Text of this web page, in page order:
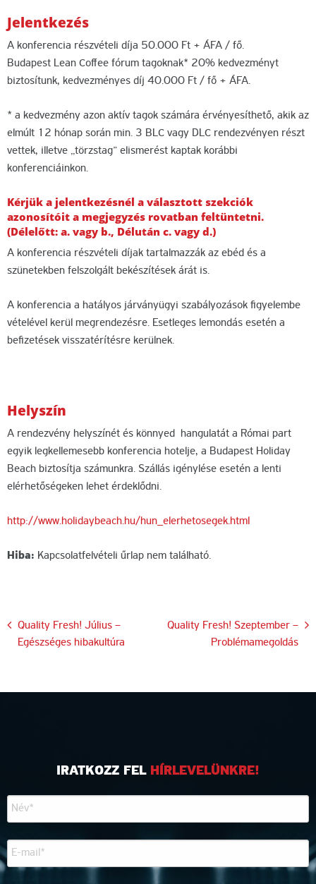
Jelentkezés
A konferencia részvételi díja 50.000 Ft + ÁFA / fő.
Budapest Lean Coffee fórum tagoknak* 20% kedvezményt
biztosítunk, kedvezményes díj 40.000 Ft / fő + ÁFA.
* a kedvezmény azon aktív tagok számára érvényesíthető, akik az
elmúlt 12 hónap során min. 3 BLC vagy DLC rendezvényen részt
vettek, illetve „törzstag” elismerést kaptak korábbi
konferenciáinkon.
Kérjük a jelentkezésnél a választott szekciók
azonosítóit a megjegyzés rovatban feltüntetni.
(Délelőtt: a. vagy b., Délután c. vagy d.)
A konferencia részvételi díjak tartalmazzák az ebéd és a
szünetekben felszolgált bekészítések árát is.
A konferencia a hatályos járványügyi szabályozások figyelembe
vételével kerül megrendezésre. Esetleges lemondás esetén a
befizetések visszatérítésre kerülnek.
Helyszín
A rendezvény helyszínét és könnyed hangulatát a Római part
egyik legkellemesebb konferencia hotelje, a Budapest Holiday
Beach biztosítja számunkra. Szállás igénylése esetén a lenti
elérhetőségeken lehet érdeklődni.
http://www.holidaybeach.hu/hun_elerhetosegek.html
Hiba: Kapcsolatfelvételi űrlap nem található.
Bejegyzés
navigáció
Quality Fresh! Július –
Egészséges hibakultúra
Quality Fresh! Szeptember –
Problémamegoldás
IRATKOZZ FEL HÍRLEVELÜNKRE!